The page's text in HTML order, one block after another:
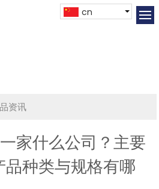
cn
资讯
家什么公司？主要
种类与规格有哪